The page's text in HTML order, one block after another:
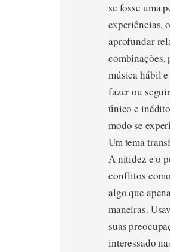
se fosse uma
experiências,
aprofundar
combinações,
música hábil
fazer ou
único e
modo se
Um tema
A nitidez e o
conflitos
algo que
maneiras.
suas
interessado